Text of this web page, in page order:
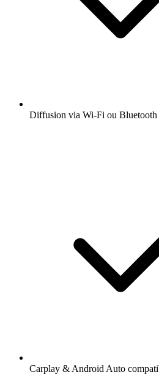
Diffusion via Wi-Fi ou Bluetooth
Carplay & Android Auto